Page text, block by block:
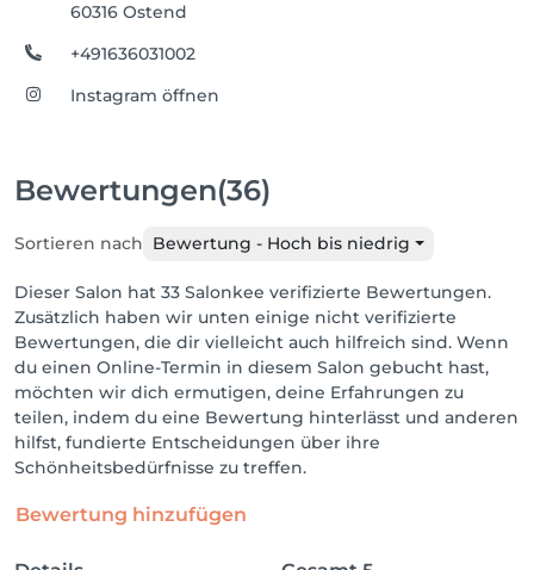
60316 Ostend
+491636031002
Instagram öffnen
Bewertungen(36)
Sortieren nach Bewertung - Hoch bis niedrig
Dieser Salon hat 33 Salonkee verifizierte Bewertungen.
Zusätzlich haben wir unten einige nicht verifizierte
Bewertungen, die dir vielleicht auch hilfreich sind. Wenn
du einen Online-Termin in diesem Salon gebucht hast,
möchten wir dich ermutigen, deine Erfahrungen zu
teilen, indem du eine Bewertung hinterlässt und anderen
hilfst, fundierte Entscheidungen über ihre
Schönheitsbedürfnisse zu treffen.
Bewertung hinzufügen